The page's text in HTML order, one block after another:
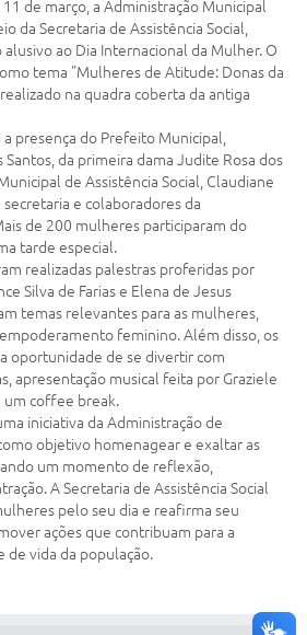
de março, a Administração Municipal
da Secretaria de Assistência Social,
ao Dia Internacional da Mulher. O
tema "Mulheres de Atitude: Donas da
na quadra coberta da antiga
presença do Prefeito Municipal,
da primeira dama Judite Rosa dos
de Assistência Social, Claudiane
e colaboradores da
de 200 mulheres participaram do
tarde especial.
realizadas palestras proferidas por
Silva de Farias e Elena de Jesus
temas relevantes para as mulheres,
feminino. Além disso, os
oportunidade de se divertir com
apresentação musical feita por Graziele
um coffee break.
iniciativa da Administração de
objetivo homenagear e exaltar as
um momento de reflexão,
A Secretaria de Assistência Social
pelo seu dia e reafirma seu
ações que contribuam para a
de vida da população.